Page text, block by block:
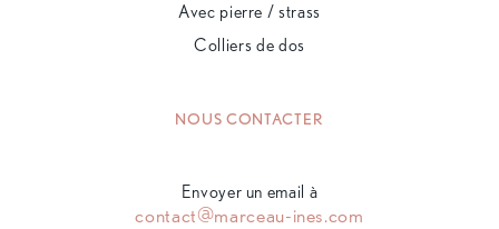
Avec pierre / strass
Colliers de dos
NOUS CONTACTER
Envoyer un email à
contact@marceau-ines.com